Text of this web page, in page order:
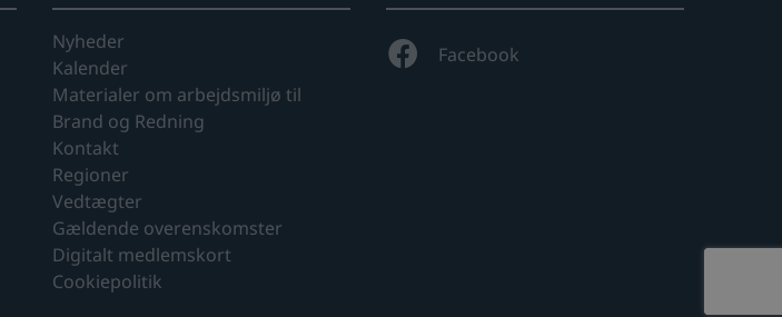
Nyheder
Kalender
Materialer om arbejdsmiljø til
Brand og Redning
Kontakt
Regioner
Vedtægter
Gældende overenskomster
Digitalt medlemskort
Cookiepolitik
Facebook